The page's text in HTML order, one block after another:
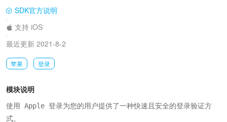
SDK官方说明
支持 iOS
最近更新 2021-8-2
苹果 登录
模块说明
使用 Apple 登录为您的用户提供了一种快速且安全的登录验证方
式。